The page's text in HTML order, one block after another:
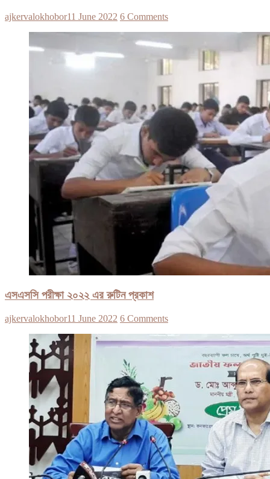
ajkervalokhobor11 June 2022 6 Comments
এসএসসি পরীক্ষা ২০২২ এর রুটিন প্রকাশ
ajkervalokhobor11 June 2022 6 Comments